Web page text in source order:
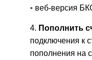
• веб-версия
4. Пополнить
подключения к
пополнения на